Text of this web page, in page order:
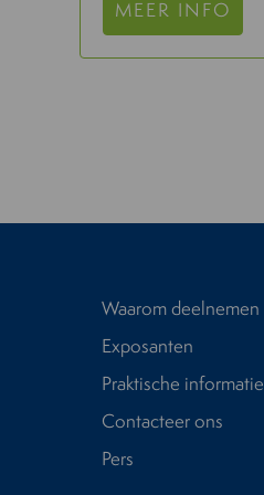
MEER INFO
Waarom deelnemen
Exposanten
Praktische informatie
Contacteer ons
Pers